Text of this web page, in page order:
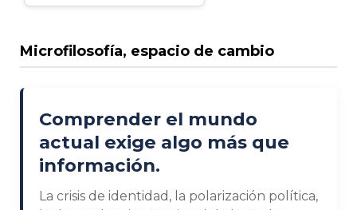
Microfilosofía, espacio de cambio
Comprender el mundo
actual exige algo más que
información.
La crisis de identidad, la polarización política,